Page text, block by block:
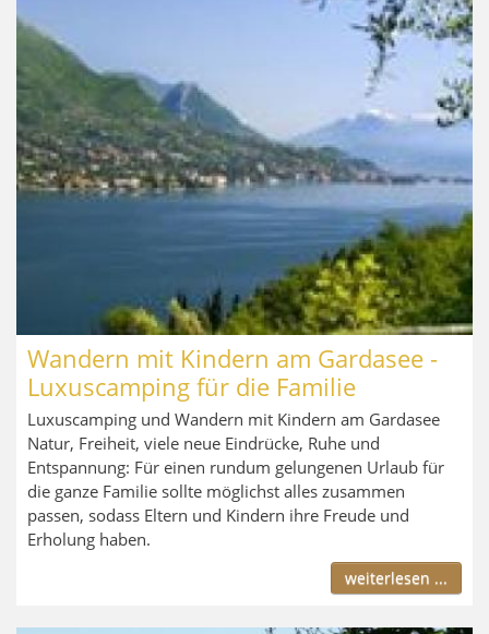
Wandern mit Kindern am Gardasee -
Luxuscamping für die Familie
Luxuscamping und Wandern mit Kindern am Gardasee
Natur, Freiheit, viele neue Eindrücke, Ruhe und
Entspannung: Für einen rundum gelungenen Urlaub für
die ganze Familie sollte möglichst alles zusammen
passen, sodass Eltern und Kindern ihre Freude und
Erholung haben.
weiterlesen ...